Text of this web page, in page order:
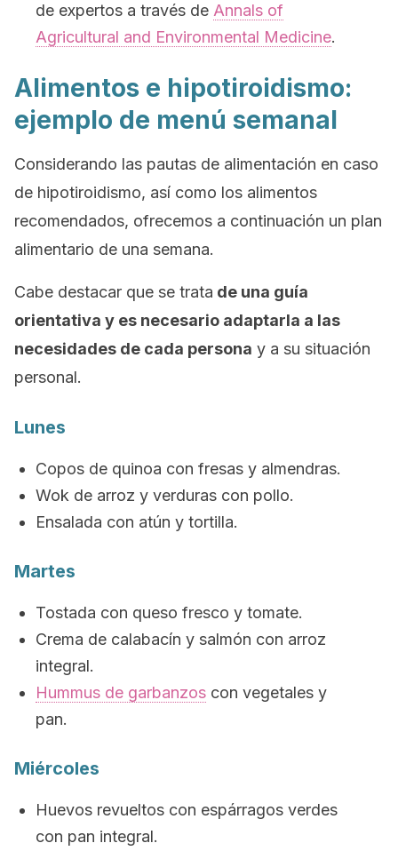
de expertos a través de Annals of
Agricultural and Environmental Medicine.
Alimentos e hipotiroidismo:
ejemplo de menú semanal
Considerando las pautas de alimentación en caso
de hipotiroidismo, así como los alimentos
recomendados, ofrecemos a continuación un plan
alimentario de una semana.
Cabe destacar que se trata de una guía
orientativa y es necesario adaptarla a las
necesidades de cada persona y a su situación
personal.
Lunes
Copos de quinoa con fresas y almendras.
Wok de arroz y verduras con pollo.
Ensalada con atún y tortilla.
Martes
Tostada con queso fresco y tomate.
Crema de calabacín y salmón con arroz
integral.
Hummus de garbanzos con vegetales y
pan.
Miércoles
Huevos revueltos con espárragos verdes
con pan integral.